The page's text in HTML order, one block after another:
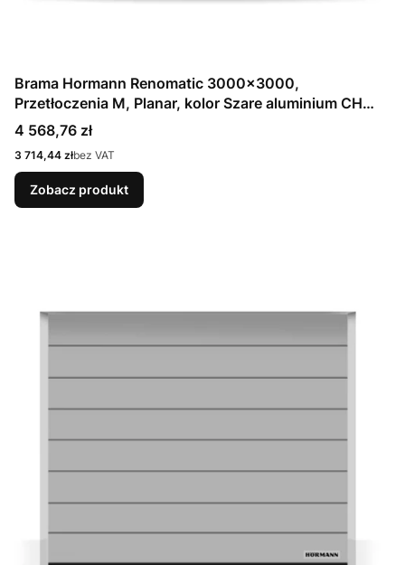
Brama Hormann Renomatic 3000x3000,
Przetłoczenia M, Planar, kolor Szare aluminium CH
9007 Matt deluxe + Prowadzenie N
Cena
4 568,76 zł
Cena
3 714,44 złbez VAT
Zobacz produkt